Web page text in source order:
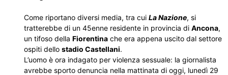
Come riportano diversi media, tra cui La Nazione, si
tratterebbe di un 45enne residente in provincia di Ancona,
un tifoso della Fiorentina che era appena uscito dal settore
ospiti dello stadio Castellani.
L’uomo è ora indagato per violenza sessuale: la giornalista
avrebbe sporto denuncia nella mattinata di oggi, lunedì 29